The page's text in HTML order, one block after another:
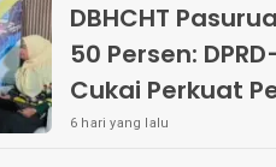
DBHCHT
50 Persen:
Cukai Perkuat
Peredaran
6 hari yang lalu